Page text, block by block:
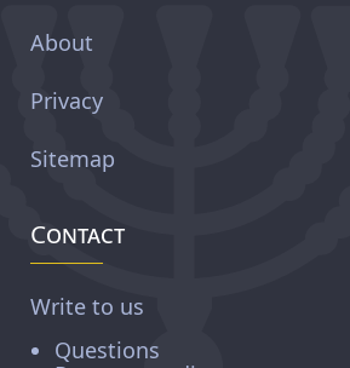
About
Privacy
Sitemap
Contact
Write to us
Questions